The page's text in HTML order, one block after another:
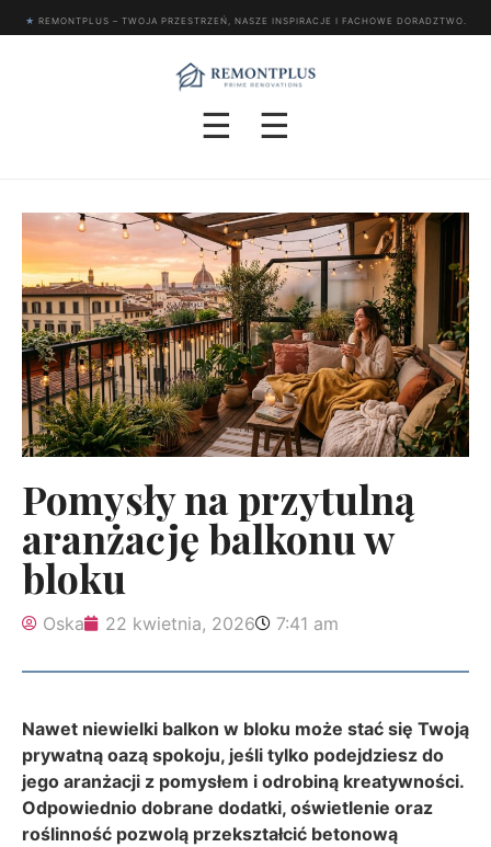
★ REMONTPLUS – TWOJA PRZESTRZEŃ, NASZE INSPIRACJE I FACHOWE DORADZTWO.
☰ ☰
Pomysły na przytulną
aranżację balkonu w
bloku
Oska 22 kwietnia, 2026 7:41 am
Nawet niewielki balkon w bloku może stać się Twoją
prywatną oazą spokoju, jeśli tylko podejdziesz do
jego aranżacji z pomysłem i odrobiną kreatywności.
Odpowiednio dobrane dodatki, oświetlenie oraz
roślinność pozwolą przekształcić betonową